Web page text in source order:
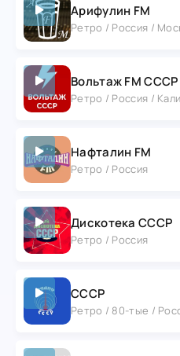
Арифулин FM
Ретро / Россия /
Вольтаж FM СССР
Ретро / Россия /
Нафталин FM
Ретро / Россия
Дискотека СССР
Ретро / Россия
СССР
Ретро / 80-тые /